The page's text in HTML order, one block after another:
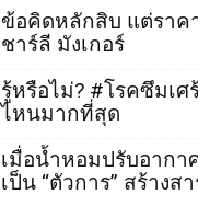
ข้อคิดหลักสิบ แต่ราค
ชาร์ลี มังเกอร์
รู้หรือไม่? #โรคซึมเศ
ไหนมากที่สุด
เมื่อน้ำหอมปรับอากา
เป็น “ตัวการ” สร้างส